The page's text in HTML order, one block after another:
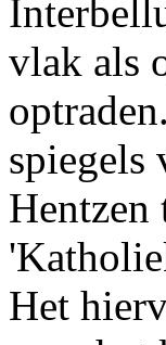
vlak als
spiegels
Hentzen
Het